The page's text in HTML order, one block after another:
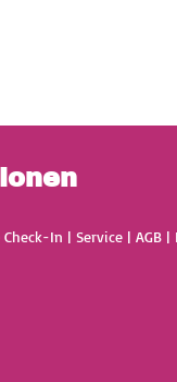
In | Service| AGB|